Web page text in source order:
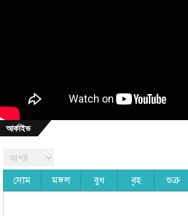
আর্কাইভ
সোম মঙ্গল বুধ বৃহ শুক্র